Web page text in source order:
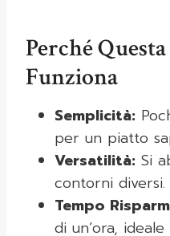
Perché
Funziona
Semplicità:
per un piatto
Versatilità: Si
contorni diversi.
Tempo
di un’ora,